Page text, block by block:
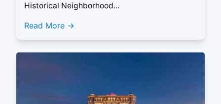
Historical Neighborhood...
Read More